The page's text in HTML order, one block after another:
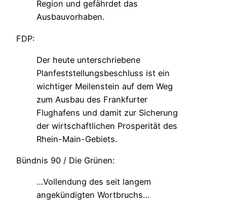
Region und gefährdet das
Ausbauvorhaben.
FDP:
Der heute unterschriebene
Planfeststellungsbeschluss ist ein
wichtiger Meilenstein auf dem Weg
zum Ausbau des Frankfurter
Flughafens und damit zur Sicherung
der wirtschaftlichen Prosperität des
Rhein-Main-Gebiets.
Bündnis 90 / Die Grünen:
…Vollendung des seit langem
angekündigten Wortbruchs…